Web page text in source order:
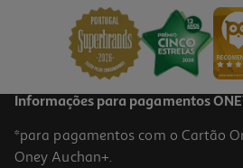
14,99 €
Informações para pagamentos
*para pagamentos com o Cartão
Oney Auchan+.